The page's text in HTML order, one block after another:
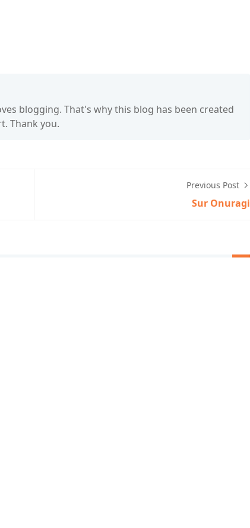
blogging. That's why this blog has been created
Thank you.
Previous Post
Sur Onuragi